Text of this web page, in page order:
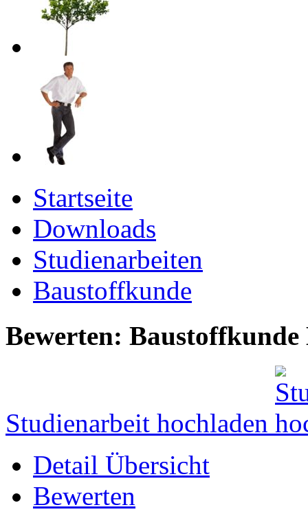
Startseite
Downloads
Studienarbeiten
Baustoffkunde
Bewerten: Baustoffkunde
Studienarbeit hochladen
Detail Übersicht
Bewerten